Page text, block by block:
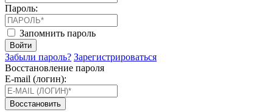
Пароль:
Запомнить пароль
Войти
Забыли пароль? Зарегистрироваться
Восстановление пароля
E-mail (логин):
Восстановить